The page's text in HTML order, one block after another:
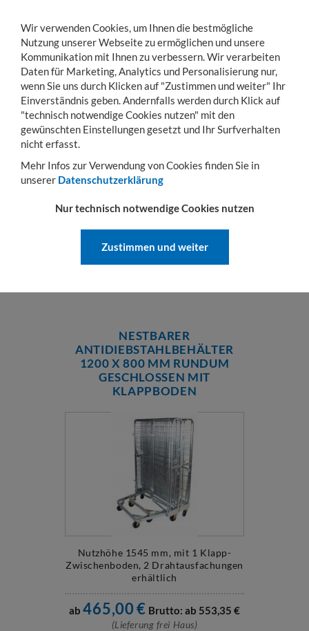
Toggle
navigation
MENÜ KONTO WARENKORB
Sie sind hier: Transportwagen Rollbehälter Rollbehälter nestbar
ANTIDIEBSTAHLROLLWAGEN NESTBAR
ANTIDIEBSTAHLROLLWAGEN
NESTBAR IN GROSSER A
USWAHL
NESTBARER
ANTIDIEBSTAHLBEHÄLTER
1200 X 800 MM RUNDUM
GESCHLOSSEN MIT
KLAPPBODEN
Nutzhöhe 1545 mm, mit 1 Klapp-
Zwischenboden, 2 Drahtausfachungen
erhältlich
ab 465,00€ Brutto: ab 553,35 €
(Lieferung frei Haus)
Wir verwenden Cookies, um Ihnen die bestmögliche
Nutzung unserer Webseite zu ermöglichen und unsere
Kommunikation mit Ihnen zu verbessern. Wir verarbeiten
Daten für Marketing, Analytics und Personalisierung nur,
wenn Sie uns durch Klicken auf "Zustimmen und weiter" Ihr
Einverständnis geben. Andernfalls werden durch Klick auf
"technisch notwendige Cookies nutzen" mit den
gewünschten Einstellungen gesetzt und Ihr Surfverhalten
nicht erfasst.
Mehr Infos zur Verwendung von Cookies finden Sie in
unserer Datenschutzerklärung
Nur technisch notwendige Cookies nutzen
Zustimmen und weiter